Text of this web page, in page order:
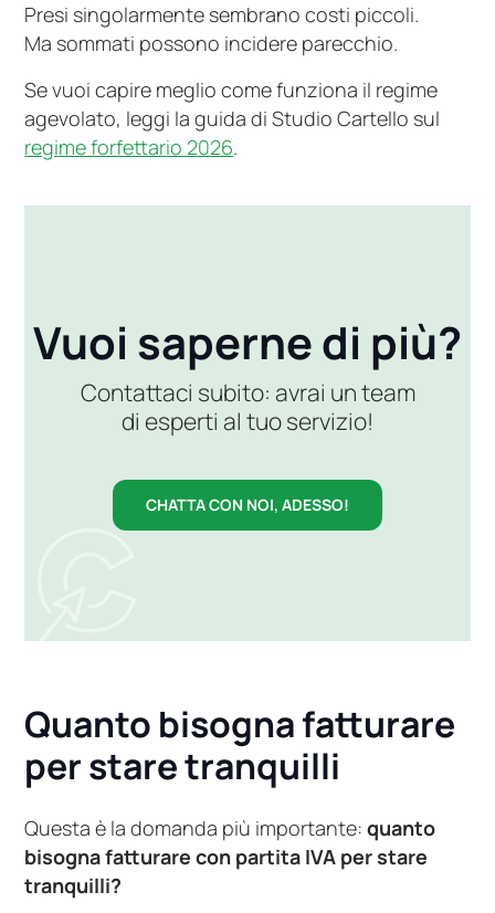
Presi singolarmente sembrano costi piccoli.
Ma sommati possono incidere parecchio.
Se vuoi capire meglio come funziona il regime
agevolato, leggi la guida di Studio Cartello sul
regime forfettario 2026.
Vuoi saperne di più?
Contattaci subito: avrai un team
di esperti al tuo servizio!
CHATTA CON NOI, ADESSO!
Quanto bisogna fatturare
per stare tranquilli
Questa è la domanda più importante:quanto
bisogna fatturare con partita IVA per stare
tranquilli?